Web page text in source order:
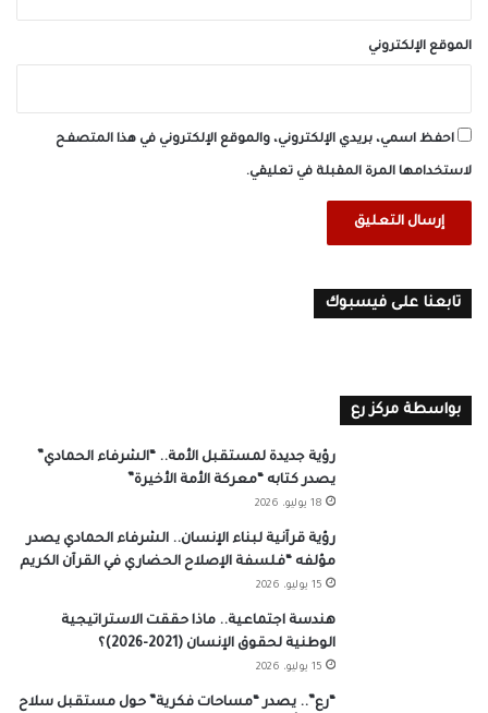
الموقع الإلكتروني
احفظ اسمي، بريدي الإلكتروني، والموقع الإلكتروني في هذا المتصفح
لاستخدامها المرة المقبلة في تعليقي.
تابعنا على فيسبوك
بواسطة مركز رع
رؤية جديدة لمستقبل الأمة.. “الشرفاء الحمادي”
يصدر كتابه “معركة الأمة الأخيرة”
18 يوليو، 2026
رؤية قرآنية لبناء الإنسان.. الشرفاء الحمادي يصدر
مؤلفه “فلسفة الإصلاح الحضاري في القرآن الكريم
15 يوليو، 2026
هندسة اجتماعية.. ماذا حققت الاستراتيجية
الوطنية لحقوق الإنسان (2021-2026)؟
15 يوليو، 2026
“رع”.. يصدر “مساحات فكرية” حول مستقبل سلاح